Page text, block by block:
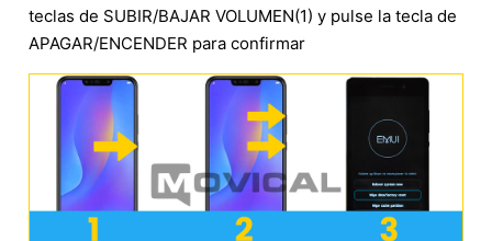
teclas de SUBIR/BAJAR VOLUMEN(1) y pulse la tecla de
APAGAR/ENCENDER para confirmar